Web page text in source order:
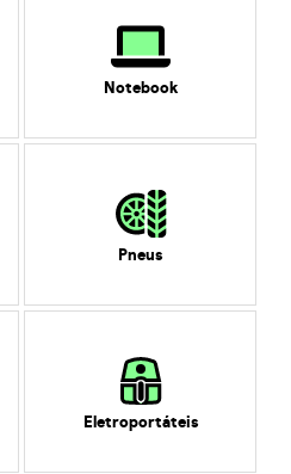
Notebook
Pneus
Eletroportáteis